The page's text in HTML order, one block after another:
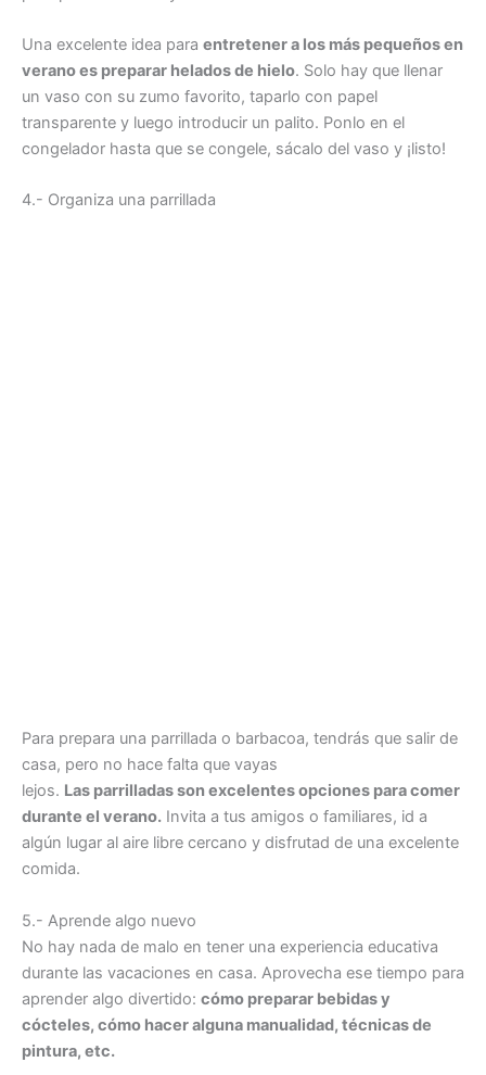
Una excelente idea para entretener a los más pequeños en
verano es preparar helados de hielo. Solo hay que llenar
un vaso con su zumo favorito, taparlo con papel
transparente y luego introducir un palito. Ponlo en el
congelador hasta que se congele, sácalo del vaso y ¡listo!
4.- Organiza una parrillada
Para prepara una parrillada o barbacoa, tendrás que salir de
casa, pero no hace falta que vayas
lejos. Las parrilladas son excelentes opciones para comer
durante el verano. Invita a tus amigos o familiares, id a
algún lugar al aire libre cercano y disfrutad de una excelente
comida.
5.- Aprende algo nuevo
No hay nada de malo en tener una experiencia educativa
durante las vacaciones en casa. Aprovecha ese tiempo para
aprender algo divertido: cómo preparar bebidas y
cócteles, cómo hacer alguna manualidad, técnicas de
pintura, etc.